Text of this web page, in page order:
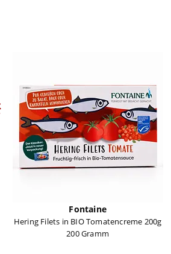
Fontaine
Hering Filets in BIO Tomatencreme 200g
200 Gramm